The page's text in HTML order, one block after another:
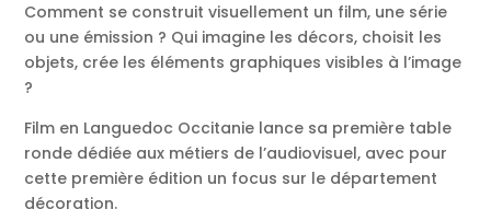
Comment se construit visuellement un film, une série
ou une émission ? Qui imagine les décors, choisit les
objets, crée les éléments graphiques visibles à l’image
?
Film en Languedoc Occitanie lance sa première table
ronde dédiée aux métiers de l’audiovisuel, avec pour
cette première édition un focus sur le département
décoration.